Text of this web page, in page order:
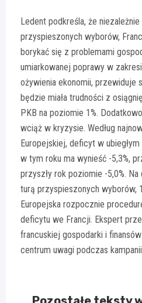
Ledent podkreśla, że
przyspieszonych wyborów,
borykać się z problemami
umiarkowanej poprawy w
ożywienia ekonomii, przewiduje
będzie miała trudności z
PKB na poziomie 1%.
wciąż w kryzysie. Według
Europejskiej, deficyt w ubiegłym
w tym roku ma wynieść -5,3%,
przyszły rok poziomie -5,0%.
turą przyspieszonych wyborów,
Europejska rozpocznie
deficytu we Francji. Ekspert
francuskiej gospodarki i
centrum uwagi podczas